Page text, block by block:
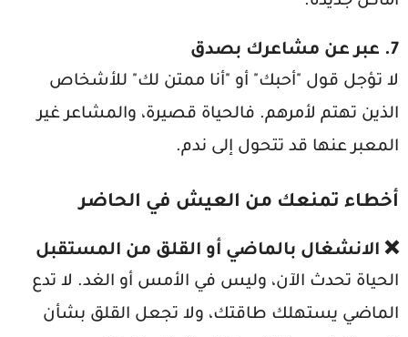
7. عبر عن مشاعرك بصدق
لا تؤجل قول "أحبك" أو "أنا ممتن لك" للأشخاص
الذين تهتم لأمرهم. فالحياة قصيرة، والمشاعر غير
المعبر عنها قد تتحول إلى ندم.
أخطاء تمنعك من العيش في الحاضر
❌ الانشغال بالماضي أو القلق من المستقبل
الحياة تحدث الآن، وليس في الأمس أو الغد. لا تدع
الماضي يستهلك طاقتك، ولا تجعل القلق بشأن